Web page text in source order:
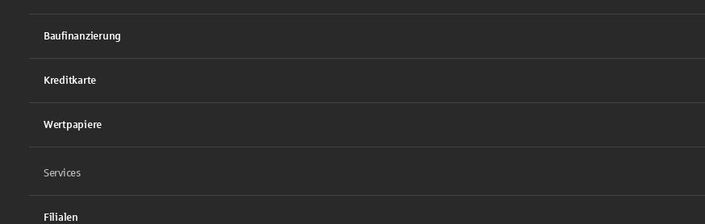
Baufinanzierung
Kreditkarte
Wertpapiere
Services
Filialen